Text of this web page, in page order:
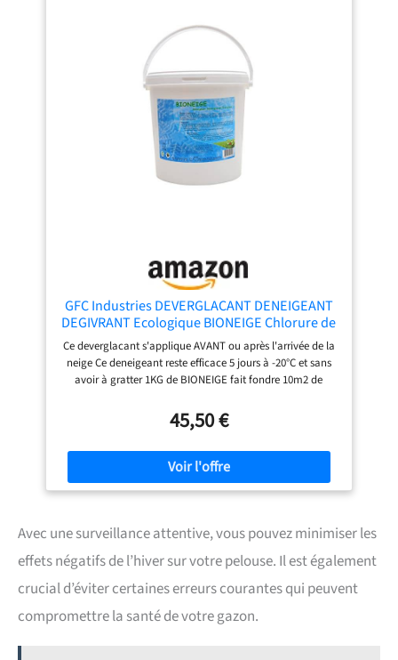
besoin de connaissances particulières.
pour tous : Sans risque pour les enfants et les animaux
domestiques en cas d’utilisation correcte. Ne marcher sur
la pelouse qu’une fois l’engrais complètement dissous.
Utilisation ciblée : Idéal pour une fertilisation de départ en
mars ou avril, et pour la régénération en été ou à
l’automne si nécessaire.
Composition nutritive de
qualité : Engrais NPK 12+5+5 (+19+7+6)
GFC Industries DEVERGLACANT DENEIGEANT
DEGIVRANT Ecologique BIONEIGE Chlorure de
magnésium 8KG
Ce deverglacant s'applique AVANT ou après l'arrivée de la
neige Ce deneigeant reste efficace 5 jours à -20°C et sans
avoir à gratter 1KG de BIONEIGE fait fondre 10m2 de
Gain de temps et de main d'oeuvre par rapport au sel de
deneigement Produit NATUREL biodégradable et non
corrosif (il n'abîme pas les espaces verts et les pelouses)
45,50 €
Avec une surveillance attentive, vous pouvez minimiser les
effets négatifs de l’hiver sur votre pelouse. Il est également
crucial d’éviter certaines erreurs courantes qui peuvent
compromettre la santé de votre gazon.